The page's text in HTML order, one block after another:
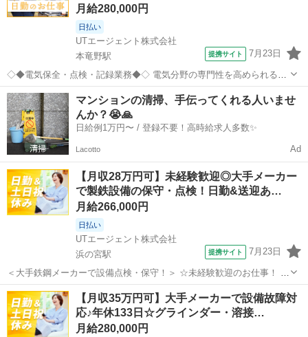
月給280,000円
日払い
UTエージェント株式会社
本竜野駅
提携サイト 7月23日
◇◆電気保全・点検・記録業務◆◇ 電気分野の専門性を高められるお
仕事！ トレーニング（研修・OJTなど）が充実しているので 安心して
スタートできます♪ ＜具体的には…＞ ◆図面理解 紙図面をCAD図面に
変換するスキルが必...
兵庫 たつの市 生産管理
マンションの清掃、手伝ってくれる人いませ
んか？😭🙏
日給例1万円〜 / 登録不要！高時給求人多数✨
Lacotto Ad
【月収28万円可】未経験歓迎◎大手メーカー
で製鉄設備の保守・点検！日勤&送迎あ…
月給266,000円
日払い
UTエージェント株式会社
浜の宮駅
提携サイト 7月23日
＜大手鉄鋼メーカーで設備点検・保守！＞ ☆未経験歓迎のお仕事！ 丁
寧な研修とフォローで安心のスタート♪ ＜具体的には…＞ ◆設備やク
レーンの点検 ・2～3名でのグループ作業 ・目視点検とハンマーを使っ
た確認 ◆設備のメン...
兵庫 加古川市 浜の宮駅 生産管理
【月収35万円可】大手メーカーで設備故障対
応♪年休133日☆グラインダー・溶接…
月給280,000円